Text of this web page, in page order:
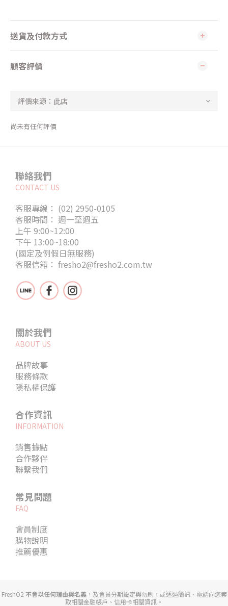
送貨及付款方式
顧客評價
尚未有任何評價
聯絡我們
CONTACT US
客服專線： (02) 2950-0105
客服時間： 週一至週五
上午 9:00~12:00
下午 13:00~18:00
(國定及例假日無服務)
客服信箱： fresho2@fresho2.com.tw
關於我們
ABOUT US
品牌故事
服務條款
隱私權保護
合作資訊
INFORMATION
銷售據點
合作夥伴
聯繫我們
常見問題
FAQ
會員制度
購物說明
推薦優惠
FreshO2 不會以任何理由與名義，及會員分期設定與勿刷，或透過簡訊、電話向您索
取相關金融帳戶、信用卡相關資訊。